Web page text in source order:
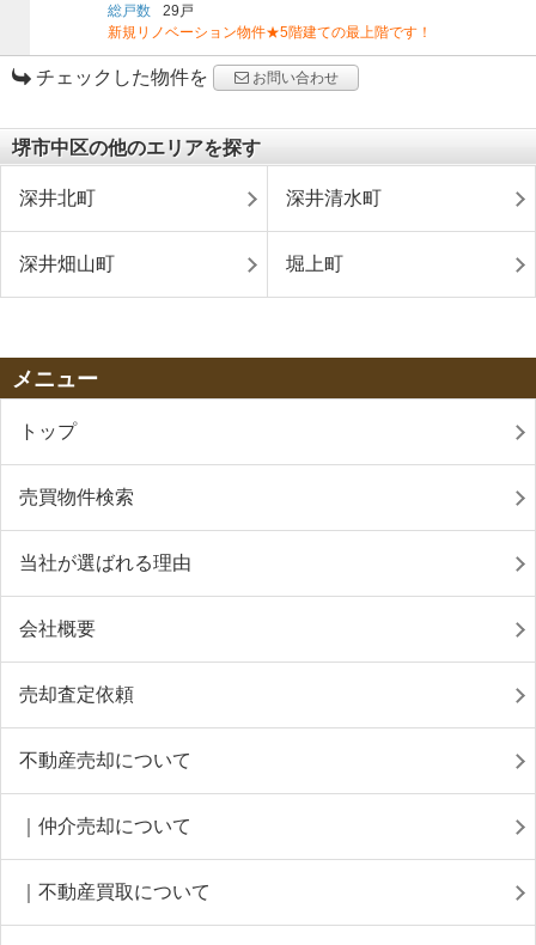
総戸数
29戸
新規リノベーション物件★5階建ての最上階です！
チェックした物件を お問い合わせ
堺市中区の他のエリアを探す
深井北町 深井清水町
深井畑山町 堀上町
メニュー
トップ
売買物件検索
当社が選ばれる理由
会社概要
売却査定依頼
不動産売却について
｜仲介売却について
｜不動産買取について